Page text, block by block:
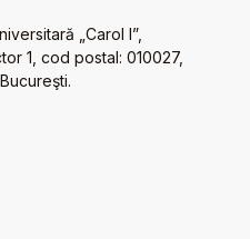
„Carol I”,
1, cod postal: 010027,